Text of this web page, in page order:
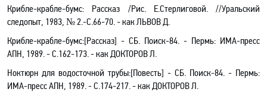
Крибле-крабле-бумс: Рассказ /Рис. Е.Стерлиговой. //Уральский
следопыт, 1983, № 2.-С.66-70. - как ЛЬВОВ Д.
Крибле-крабле-бумс:[Рассказ] - СБ. Поиск-84. - Пермь: ИМА-пресс
АПН, 1989. - С.162-173. - как ДОКТОРОВ Л.
Ноктюрн для водосточной трубы:[Повесть] - СБ. Поиск-84. - Пермь:
ИМА-пресс АПН, 1989. - С.174-217. - как ДОКТОРОВ Л.